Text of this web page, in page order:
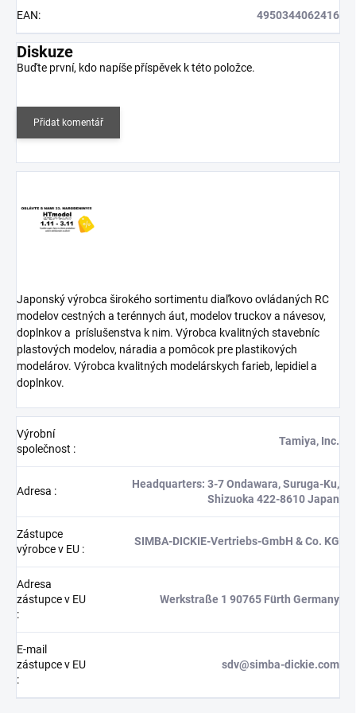
EAN: 4950344062416
Diskuze
Buďte první, kdo napíše příspěvek k této položce.
Přidat komentář
Japonský výrobca širokého sortimentu diaľkovo ovládaných RC
modelov cestných a terénnych áut, modelov truckov a návesov,
doplnkov a príslušenstva k nim. Výrobca kvalitných stavebníc
plastových modelov, náradia a pomôcok pre plastikových
modelárov. Výrobca kvalitných modelárskych farieb, lepidiel a
doplnkov.
Výrobní
společnost :
Tamiya, Inc.
Adresa :
Headquarters: 3-7 Ondawara, Suruga-Ku,
Shizuoka 422-8610 Japan
Zástupce
výrobce v EU :
SIMBA-DICKIE-Vertriebs-GmbH & Co. KG
Adresa
zástupce v EU
:
Werkstraße 1 90765 Fürth Germany
E-mail
zástupce v EU
:
sdv@simba-dickie.com